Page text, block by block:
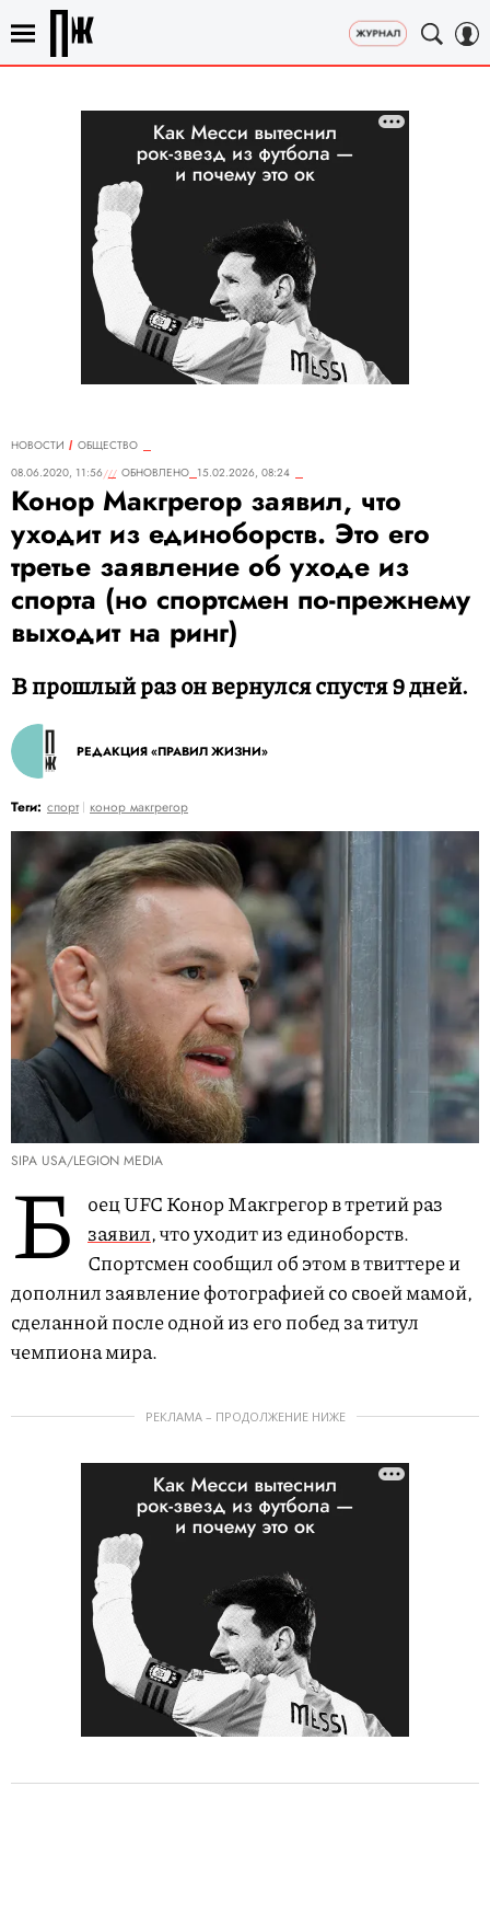
НОВОСТИ
ОБЩЕСТВО
08.06.2020, 11:56
ОБНОВЛЕНО 15.02.2026, 08:24
Конор Макгрегор заявил, что
уходит из единоборств. Это его
третье заявление об уходе из
спорта (но спортсмен по-прежнему
выходит на ринг)
В прошлый раз он вернулся спустя 9 дней.
РЕДАКЦИЯ «ПРАВИЛ ЖИЗНИ»
Теги: спорт конор макгрегор
SIPA USA/LEGION MEDIA
Б
оец UFC Конор Макгрегор в третий раз
заявил, что уходит из единоборств.
Спортсмен сообщил об этом в твиттере и
дополнил заявление фотографией со своей мамой,
сделанной после одной из его побед за титул
чемпиона мира.
РЕКЛАМА – ПРОДОЛЖЕНИЕ НИЖЕ